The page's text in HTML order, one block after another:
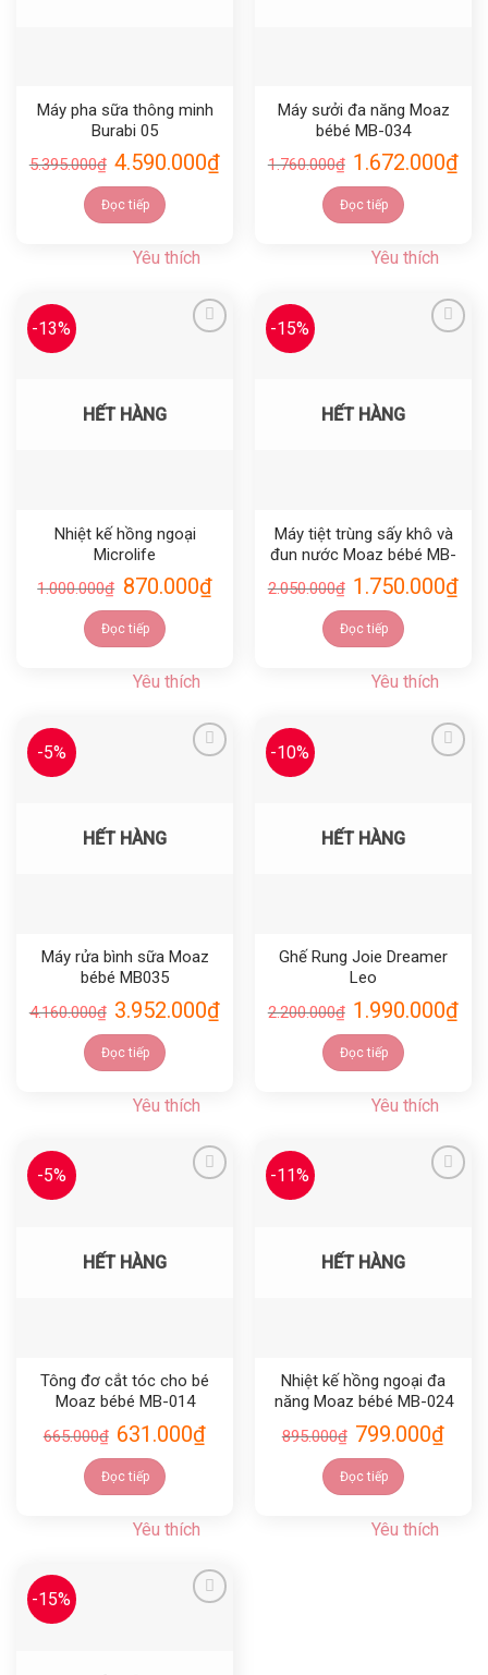
Máy pha sữa thông minh
Burabi 05
5.395.000₫ 4.590.000₫
Đọc tiếp
Yêu thích
Máy sưởi đa năng Moaz
bébé MB-034
1.760.000₫ 1.672.000₫
Đọc tiếp
Yêu thích
-13%
HẾT HÀNG
Nhiệt kế hồng ngoại
Microlife
1.000.000₫ 870.000₫
Đọc tiếp
Yêu thích
-15%
HẾT HÀNG
Máy tiệt trùng sấy khô và
đun nước Moaz bébé MB-
031
2.050.000₫ 1.750.000₫
Đọc tiếp
Yêu thích
-5%
HẾT HÀNG
Máy rửa bình sữa Moaz
bébé MB035
4.160.000₫ 3.952.000₫
Đọc tiếp
Yêu thích
-10%
HẾT HÀNG
Ghế Rung Joie Dreamer
Leo
2.200.000₫ 1.990.000₫
Đọc tiếp
Yêu thích
-5%
HẾT HÀNG
Tông đơ cắt tóc cho bé
Moaz bébé MB-014
665.000₫ 631.000₫
Đọc tiếp
Yêu thích
-11%
HẾT HÀNG
Nhiệt kế hồng ngoại đa
năng Moaz bébé MB-024
895.000₫ 799.000₫
Đọc tiếp
Yêu thích
-15%